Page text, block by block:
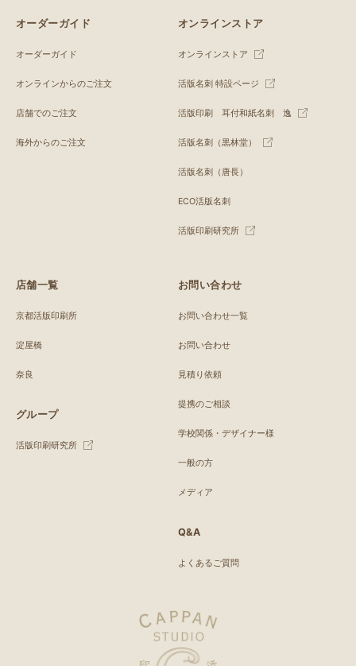
オーダーガイド
オーダーガイド
オンラインからのご注文
店舗でのご注文
海外からのご注文
オンラインストア
オンラインストア
活版名刺 特設ページ
活版印刷 耳付和紙名刺 逸
活版名刺（黒林堂）
活版名刺（唐長）
ECO活版名刺
活版印刷研究所
店舗一覧
京都活版印刷所
淀屋橋
奈良
グループ
活版印刷研究所
お問い合わせ
お問い合わせ一覧
お問い合わせ
見積り依頼
提携のご相談
学校関係・デザイナー様
一般の方
メディア
Q&A
よくあるご質問